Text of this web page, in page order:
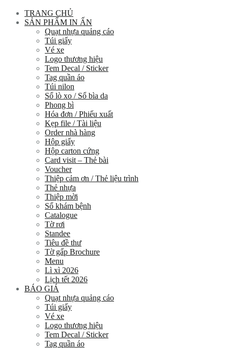
TRANG CHỦ
SẢN PHẨM IN ẤN
Quạt nhựa quảng cáo
Túi giấy
Vé xe
Logo thương hiệu
Tem Decal / Sticker
Tag quần áo
Túi nilon
Sổ lò xo / Sổ bìa da
Phong bì
Hóa đơn / Phiếu xuất
Kẹp file / Tài liệu
Order nhà hàng
Hộp giấy
Hộp carton cứng
Card visit – Thẻ bài
Voucher
Thiệp cảm ơn / Thẻ liệu trình
Thẻ nhựa
Thiệp mời
Sổ khám bệnh
Catalogue
Tờ rơi
Standee
Tiêu đề thư
Tờ gấp Brochure
Menu
Lì xì 2026
Lịch tết 2026
BÁO GIÁ
Quạt nhựa quảng cáo
Túi giấy
Vé xe
Logo thương hiệu
Tem Decal / Sticker
Tag quần áo